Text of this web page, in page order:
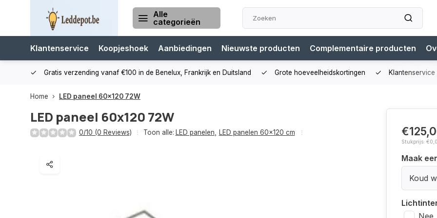
Alle
categorieën
Klantenservice Koopjeshoek Aanbiedingen Nieuwste producten Complementaire producten
Gratis verzending vanaf €100 in de Benelux, Frankrijk en Duitsland Grote hoeveelheidskortingen
Home LED paneel 60x120 72W
LED paneel 60x120 72W
0/10 (0 Reviews) Toon alle: LED panelen LED panelen 60x120 cm
Stukprijs:
Maak
Koud
Nee